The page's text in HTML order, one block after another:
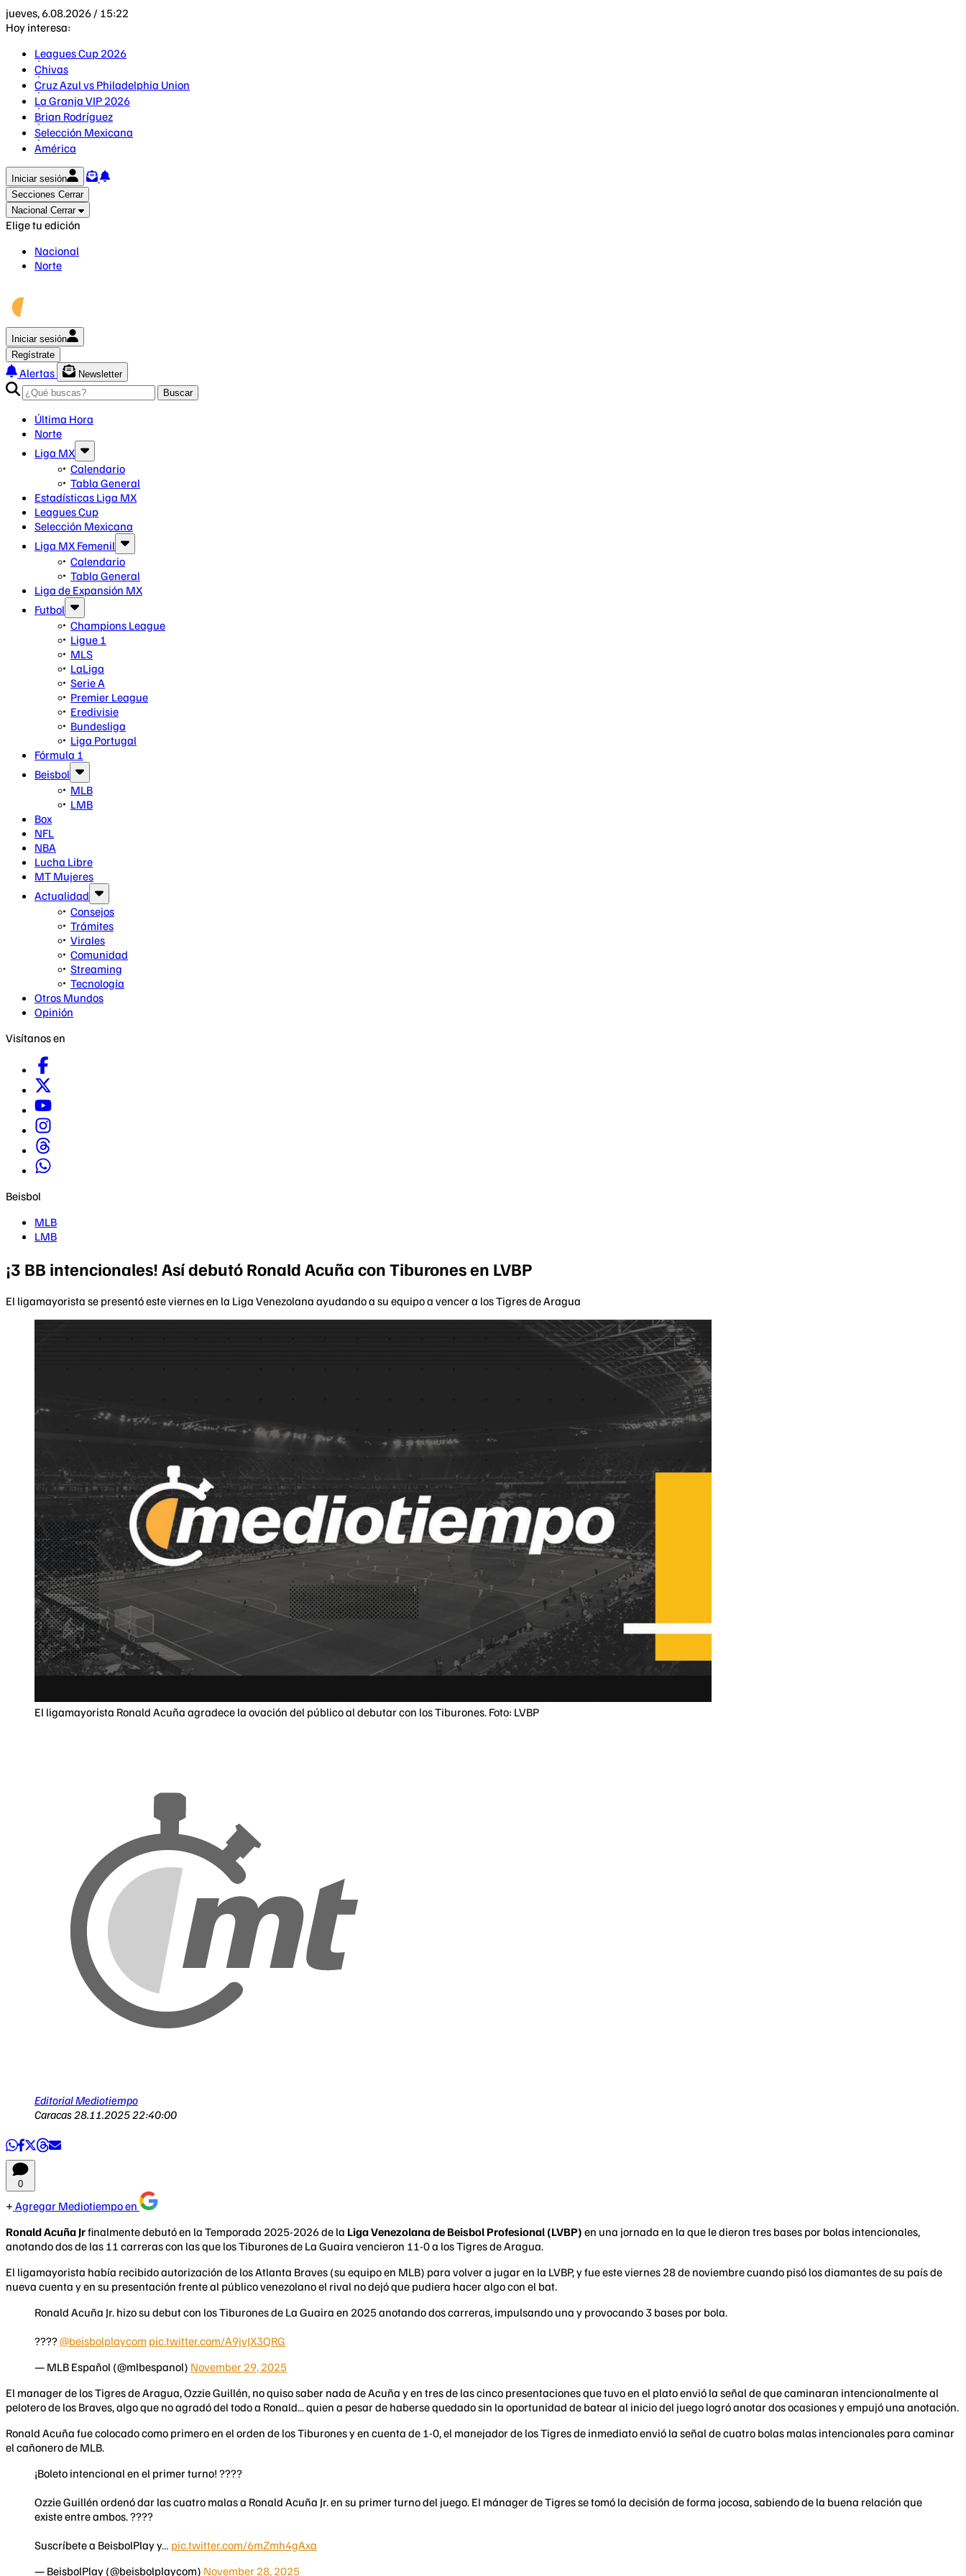
jueves, 6.08.2026 / 15:22
Hoy interesa:
Leagues Cup 2026
Chivas
Cruz Azul vs Philadelphia Union
La Granja VIP 2026
Brian Rodríguez
Selección Mexicana
América
Iniciar sesión
Secciones Cerrar
Nacional Cerrar
Elige tu edición
Nacional
Norte
Iniciar sesión
Regístrate
Alertas
Newsletter
Buscar
Última Hora
Norte
Liga MX
Calendario
Tabla General
Estadísticas Liga MX
Leagues Cup
Selección Mexicana
Liga MX Femenil
Calendario
Tabla General
Liga de Expansión MX
Futbol
Champions League
Ligue 1
MLS
LaLiga
Serie A
Premier League
Eredivisie
Bundesliga
Liga Portugal
Fórmula 1
Beisbol
MLB
LMB
Box
NFL
NBA
Lucha Libre
MT Mujeres
Actualidad
Consejos
Trámites
Virales
Comunidad
Streaming
Tecnología
Otros Mundos
Opinión
Visítanos en
Beisbol
MLB
LMB
¡3 BB intencionales! Así debutó Ronald Acuña con Tiburones en LVBP
El ligamayorista se presentó este viernes en la Liga Venezolana ayudando a su equipo a vencer a los Tigres de Aragua
El ligamayorista Ronald Acuña agradece la ovación del público al debutar con los Tiburones. Foto: LVBP
Editorial Mediotiempo
Caracas28.11.2025 22:40:00
0
Agregar Mediotiempo en
Ronald Acuña Jrfinalmente debutó en la Temporada 2025-2026 de la Liga Venezolana de Beisbol Profesional (LVBP) en una jornada en la que le dieron tres bases por bolas intencionales,
anotando dos de las 11 carreras con las que los Tiburones de La Guaira vencieron 11-0 a los Tigres de Aragua.
El ligamayorista había recibido autorización de los Atlanta Braves (su equipo en MLB) para volver a jugar en la LVBP, y fue este viernes 28 de noviembre cuando pisó los diamantes de su país de
nueva cuenta y en su presentación frente al público venezolano el rival no dejó que pudiera hacer algo con el bat.
Ronald Acuña Jr. hizo su debut con los Tiburones de La Guaira en 2025 anotando dos carreras, impulsando una y provocando 3 bases por bola.
????@beisbolplaycom pic.twitter.com/A9jvJX3QRG
— MLB Español (@mlbespanol) November 29, 2025
El manager de los Tigres de Aragua, Ozzie Guillén, no quiso saber nada de Acuña y en tres de las cinco presentaciones que tuvo en el plato envió la señal de que caminaran intencionalmente al
pelotero de los Braves, algo que no agradó del todo a Ronald... quien a pesar de haberse quedado sin la oportunidad de batear al inicio del juego logró anotar dos ocasiones y empujó una anotación.
Ronald Acuña fue colocado como primero en el orden de los Tiburones y en cuenta de 1-0, el manejador de los Tigres de inmediato envió la señal de cuatro bolas malas intencionales para caminar
el cañonero de MLB.
¡Boleto intencional en el primer turno! ????
Ozzie Guillén ordenó dar las cuatro malas a Ronald Acuña Jr. en su primer turno del juego. El mánager de Tigres se tomó la decisión de forma jocosa, sabiendo de la buena relación que
existe entre ambos. ????
Suscríbete a BeisbolPlay y… pic.twitter.com/6mZmh4gAxa
— BeisbolPlay (@beisbolplaycom) November 28, 2025